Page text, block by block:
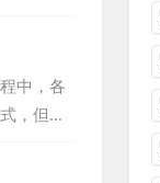
和谐的
解和体
好地理
中，各
，但它
做出明
在教师